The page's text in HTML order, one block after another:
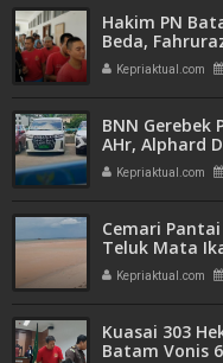
Hakim PN
Beda,
Azzurah dan
Kepriaktual.com
BNN Gerebek
AHr, Alphard
Mitra Usaha
Kepriaktual.com
Cemari
Teluk Mata
Amdal
Kepriaktual.com
Kuasai 303
Batam Vonis